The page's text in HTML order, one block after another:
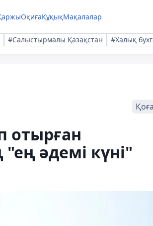
ОқиғаҚұқықМақалалар
#Салыстырмалы Қазақстан #Халық
отырған
әдемі күні"